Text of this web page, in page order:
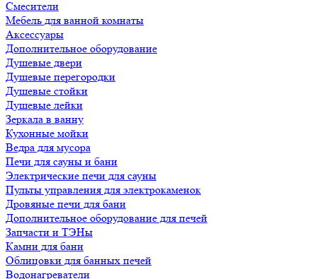
Смесители
Мебель для ванной комнаты
Аксессуары
Дополнительное оборудование
Душевые двери
Душевые перегородки
Душевые стойки
Душевые лейки
Зеркала в ванну
Кухонные мойки
Ведра для мусора
Печи для сауны и бани
Электрические печи для сауны
Пульты управления для электрокаменок
Дровяные печи для бани
Дополнительное оборудование для печей
Запчасти и ТЭНы
Камни для бани
Облицовки для банных печей
Водонагреватели